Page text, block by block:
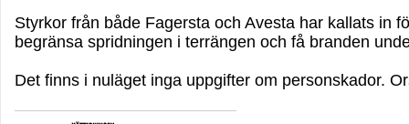
Styrkor från både Fagersta och Avesta har kallats in
begränsa spridningen i terrängen och få branden
Det finns i nuläget inga uppgifter om personskador.